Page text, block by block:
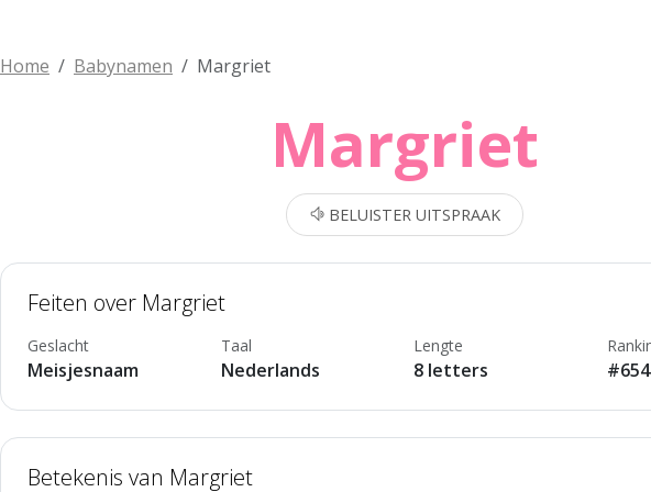
Home Babynamen Margriet
Margriet
BELUISTER UITSPRAAK
Feiten over Margriet
Geslacht
Meisjesnaam
Taal
Nederlands
Lengte
8 letters
Betekenis van Margriet